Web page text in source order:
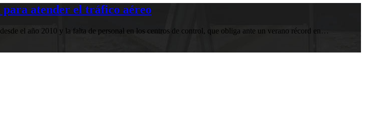
atender el tráfico aéreo
el año 2010 y la falta de personal en los centros de control, que obliga ante un verano récord en…